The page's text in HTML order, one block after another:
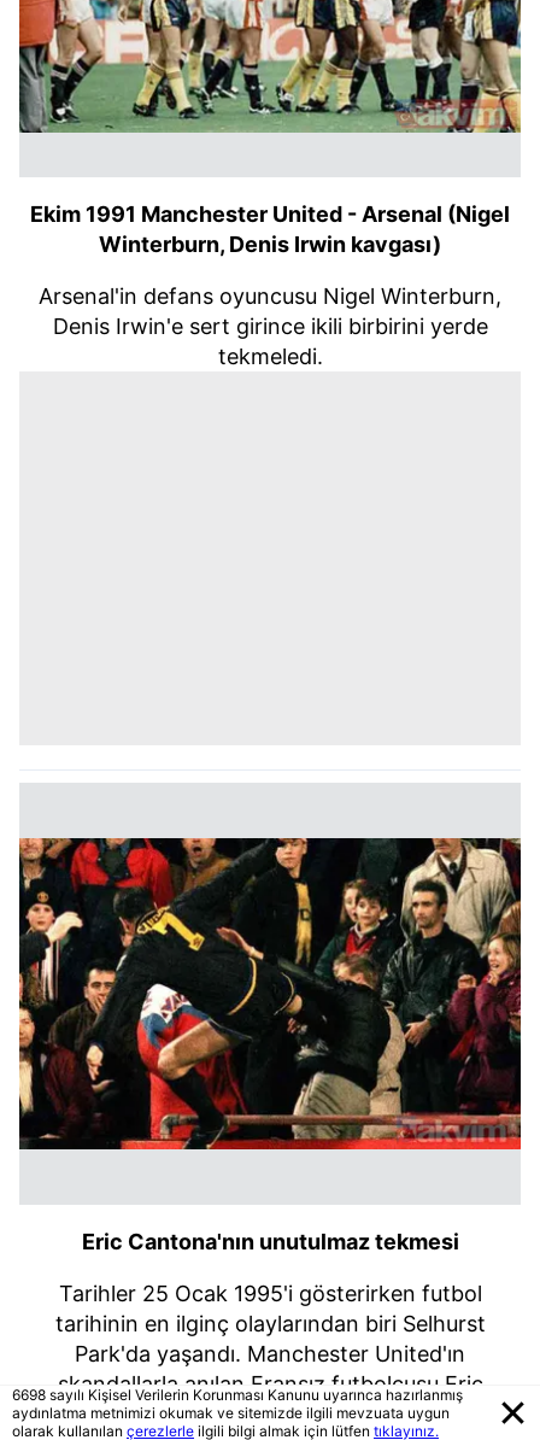
Ekim 1991 Manchester United - Arsenal (Nigel
Winterburn, Denis Irwin kavgası)
Arsenal'in defans oyuncusu Nigel Winterburn,
Denis Irwin'e sert girince ikili birbirini yerde
tekmeledi.
Eric Cantona'nın unutulmaz tekmesi
Tarihler 25 Ocak 1995'i gösterirken futbol
tarihinin en ilginç olaylarından biri Selhurst
Park'da yaşandı. Manchester United'ın
skandallarla anılan Fransız futbolcusu Eric
Cantona'nın, Crystal Palace maçında rakip
6698 sayılı Kişisel Verilerin Korunması Kanunu uyarınca hazırlanmış
aydınlatma metnimizi okumak ve sitemizde ilgili mevzuata uygun
olarak kullanılan çerezlerle ilgili bilgi almak için lütfen tıklayınız.